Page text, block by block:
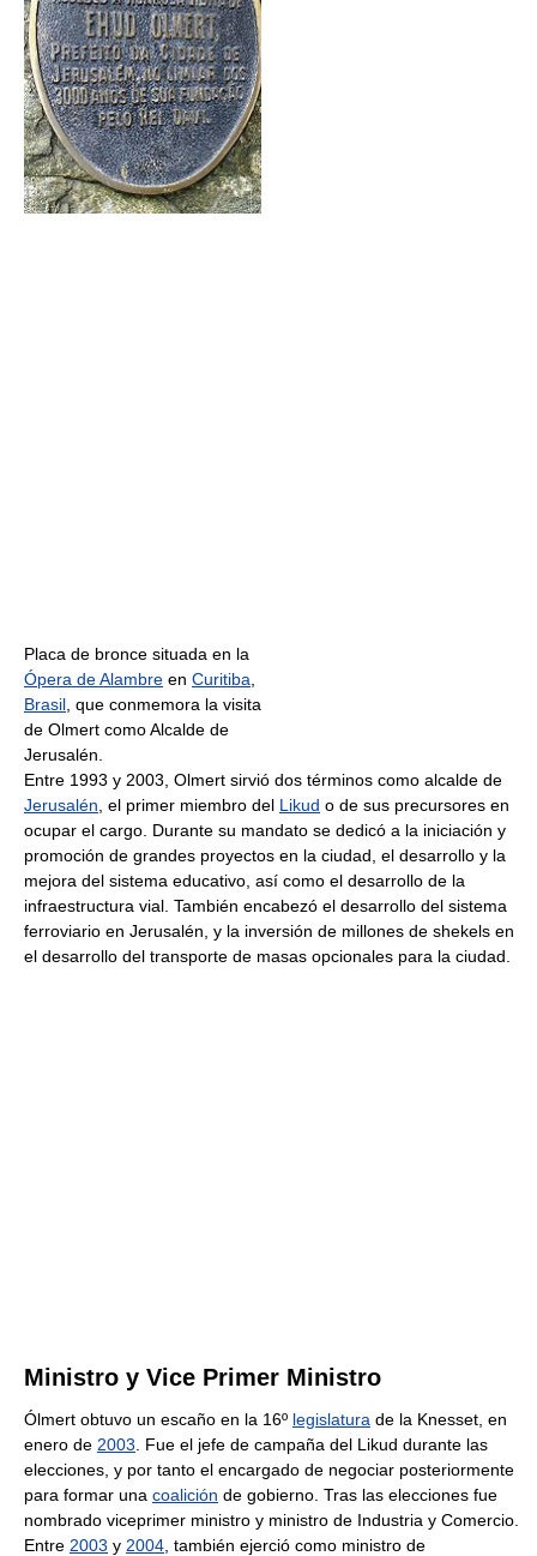
Placa de bronce situada en la
Ópera de Alambre en Curitiba
Brasil , que conmemora la visita
de Olmert como Alcalde de
Jerusalén.
Entre 1993 y 2003, Olmert sirvió dos términos como alcalde de
Jerusalén , el primer miembro del Likud o de sus precursores en
ocupar el cargo. Durante su mandato se dedicó a la iniciación y
promoción de grandes proyectos en la ciudad, el desarrollo y la
mejora del sistema educativo, así como el desarrollo de la
infraestructura vial. También encabezó el desarrollo del sistema
ferroviario en Jerusalén, y la inversión de millones de shekels en
el desarrollo del transporte de masas opcionales para la ciudad.
Ministro y Vice Primer Ministro
Ólmert obtuvo un escaño en la 16º legislatura de la Knesset, en
enero de 2003 . Fue el jefe de campaña del Likud durante las
elecciones, y por tanto el encargado de negociar posteriormente
para formar una coalición de gobierno. Tras las elecciones fue
nombrado viceprimer ministro y ministro de Industria y Comercio.
Entre 2003 y 2004 , también ejerció como ministro de